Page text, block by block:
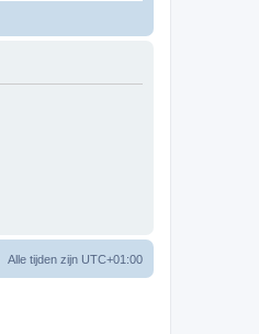
Alle tijden zijn UTC+01:00